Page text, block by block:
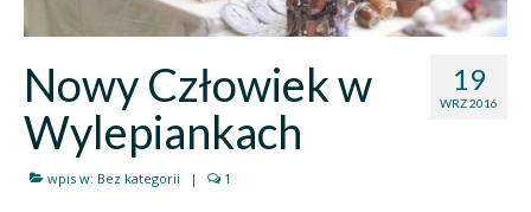
19
WRZ 2016
Nowy Człowiek w
Wylepiankach
wpis w: Bez kategorii | 1